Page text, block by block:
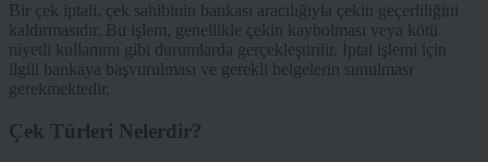
Bir çek iptali, çek sahibinin bankası aracılığıyla çekin geçerliliğini
kaldırmasıdır. Bu işlem, genellikle çekin kaybolması veya kötü
niyetli kullanımı gibi durumlarda gerçekleştirilir. İptal işlemi için
ilgili bankaya başvurulması ve gerekli belgelerin sunulması
gerekmektedir.
Çek Türleri Nelerdir?